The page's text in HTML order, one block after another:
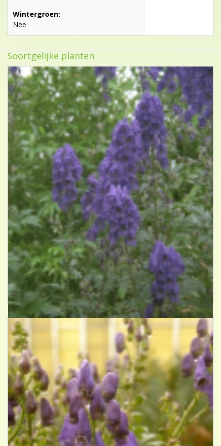
Wintergroen:
Nee
Soortgelijke planten
Azuren monnikskap
Aconitum carmichaelii 'Arendsii'